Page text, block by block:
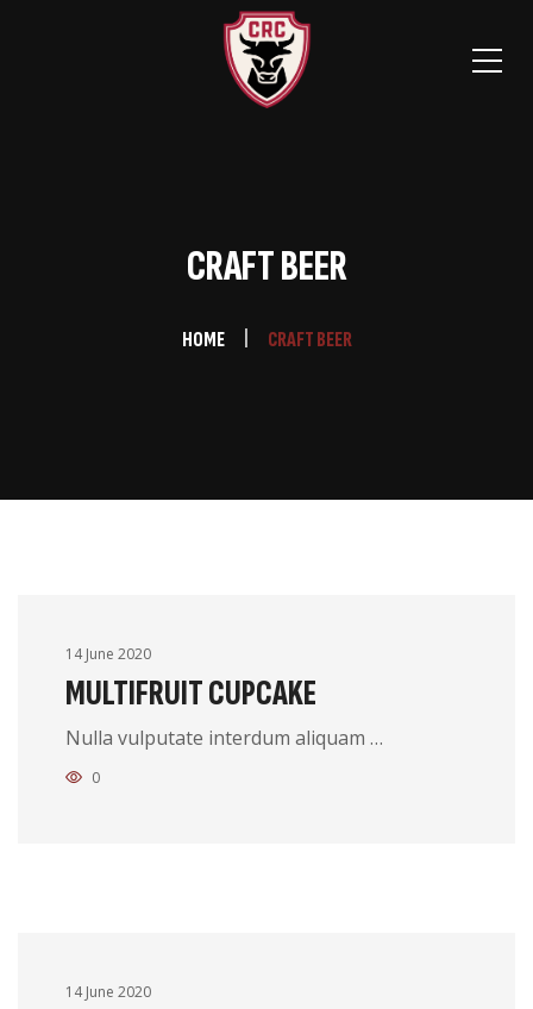
CRAFT BEER
HOME CRAFT BEER
14 June 2020
MULTIFRUIT CUPCAKE
Nulla vulputate interdum aliquam …
0
14 June 2020